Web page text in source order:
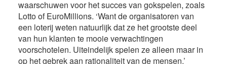
waarschuwen voor het succes van gokspelen, zoals
Lotto of EuroMillions. ‘Want de organisatoren van
een loterij weten natuurlijk dat ze het grootste deel
van hun klanten te mooie verwachtingen
voorschotelen. Uiteindelijk spelen ze alleen maar in
op het gebrek aan rationaliteit van de mensen.’